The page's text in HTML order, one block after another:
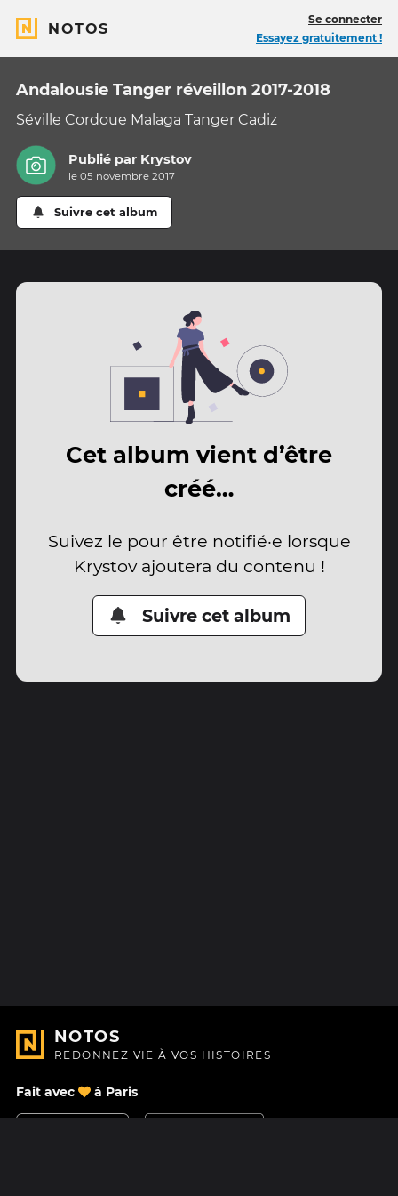
NOTOS
Se connecter
Essayez gratuitement !
Andalousie Tanger réveillon 2017-2018
Séville Cordoue Malaga Tanger Cadiz
Publié par Krystov
le 05 novembre 2017
Suivre cet album
Cet album vient d’être
créé…
Suivez le pour être notifié·e lorsque
Krystov ajoutera du contenu !
Suivre cet album
NOTOS
REDONNEZ VIE À VOS HISTOIRES
Fait avec à Paris